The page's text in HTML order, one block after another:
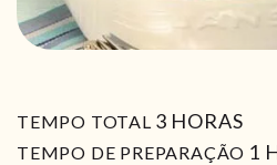
TEMPO TOTAL 3HORAS
HORAS
TEMPO DE PREPARAÇÃO 1